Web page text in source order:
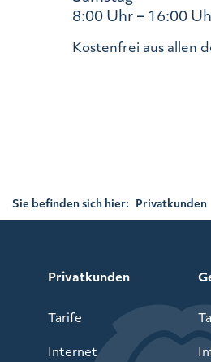
8:00 Uhr – 16:00
Kostenfrei aus allen
Sie befinden sich hier: Privatkunden
Privatkunden
Tarife
Internet